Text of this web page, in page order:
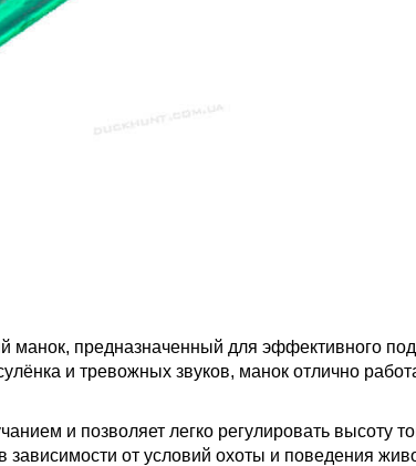
манок, предназначенный для эффективного
и тревожных звуков, манок отлично
и позволяет легко регулировать высоту
от условий охоты и поведения